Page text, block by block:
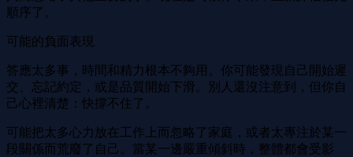
順序了。
可能的負面表現
答應太多事，時間和精力根本不夠用。你可能發現自己開始遲
交、忘記約定，或是品質開始下滑。別人還沒注意到，但你自
己心裡清楚：快撐不住了。
可能把太多心力放在工作上而忽略了家庭，或者太專注於某一
段關係而荒廢了自己。當某一邊嚴重傾斜時，整體都會受影